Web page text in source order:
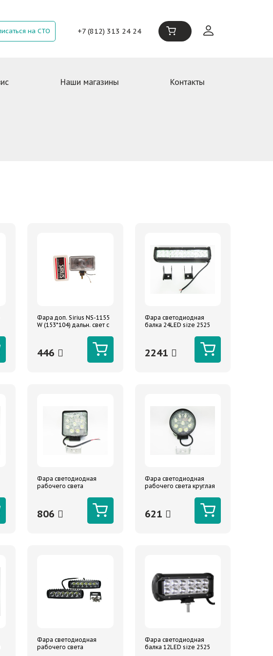
на СТО +7 (812) 313 24 24
Наши магазины Контакты
Фара доп. Sirius NS-1155
W (153*104) дальн. свет с
446
Фара светодиодная
балка 24LED size 2525
(комбинированный) 10-
30V 303*80*65 72 Вт TM
NORD YADA
2241
Фара светодиодная
рабочего света
(10-30В) Flood (ближний)
106х106х47 мм TM NORD
YADA
806
Фара светодиодная
рабочего света круглая
(дальний) 112х36mm ТМ
621
Фара светодиодная
рабочего света
Фара светодиодная
балка 12LED size 2525